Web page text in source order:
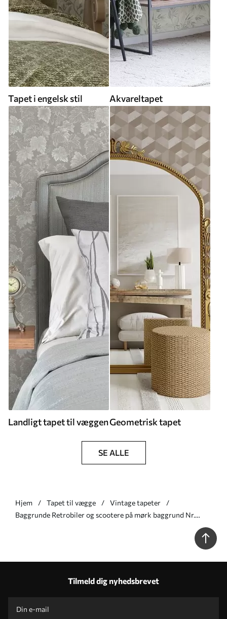
Tapet i engelsk stil Akvareltapet
Landligt tapet til væggenGeometrisk tapet
SE ALLE
Hjem Tapet til vægge
Vintage tapeter
Baggrunde Retrobiler og scootere på mørk baggrund Nr.
Tilmeld dig nyhedsbrevet